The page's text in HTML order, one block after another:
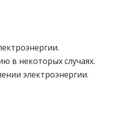
в некоторых случаях.
электроэнергии.